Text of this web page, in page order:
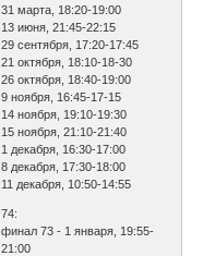
31 марта, 18:20-19:00
13 июня, 21:45-22:15
29 сентября, 17:20-17:45
21 октября, 18:10-18-30
26 октября, 18:40-19:00
9 ноября, 16:45-17-15
14 ноября, 19:10-19:30
15 ноября, 21:10-21:40
1 декабря, 16:30-17:00
8 декабря, 17:30-18:00
11 декабря, 10:50-14:55
74:
финал 73 - 1 января, 19:55-
21:00